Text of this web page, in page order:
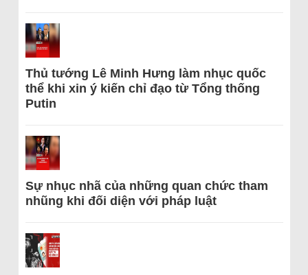
Thủ tướng Lê Minh Hưng làm nhục quốc
thể khi xin ý kiến chỉ đạo từ Tổng thống
Putin
Sự nhục nhã của những quan chức tham
nhũng khi đối diện với pháp luật